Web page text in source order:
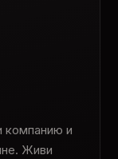
компанию и
Живи